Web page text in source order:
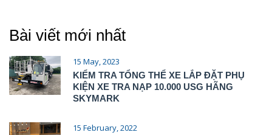
Bài viết mới nhất
15 May, 2023
KIỂM TRA TỔNG THỂ XE LẮP ĐẶT PHỤ
KIỆN XE TRA NẠP 10.000 USG HÃNG
SKYMARK
15 February, 2022